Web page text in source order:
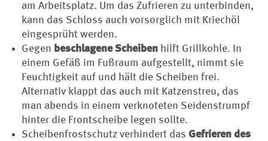
am Arbeitsplatz. Um das Zufrieren zu unterbinden,
kann das Schloss auch vorsorglich mit Kriechöl
eingesprüht werden.
Gegen beschlagene Scheiben hilft Grillkohle. In
einem Gefäß im Fußraum aufgestellt, nimmt sie
Feuchtigkeit auf und hält die Scheiben frei.
Alternativ klappt das auch mit Katzenstreu, das
man abends in einem verknoteten Seidenstrumpf
hinter die Frontscheibe legen sollte.
Scheibenfrostschutz verhindert das Gefrieren des